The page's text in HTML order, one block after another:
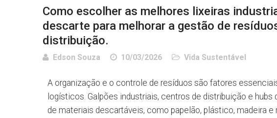
Como escolher as melhores lixeiras
descarte para melhorar a gestão de
distribuição.
Edson Souza 10/03/2026 Vida Sustentável
A organização e o controle de resíduos são fatores
logísticos. Galpões industriais, centros de distribuição e
de materiais descartáveis, como papelão, plástico, madeira